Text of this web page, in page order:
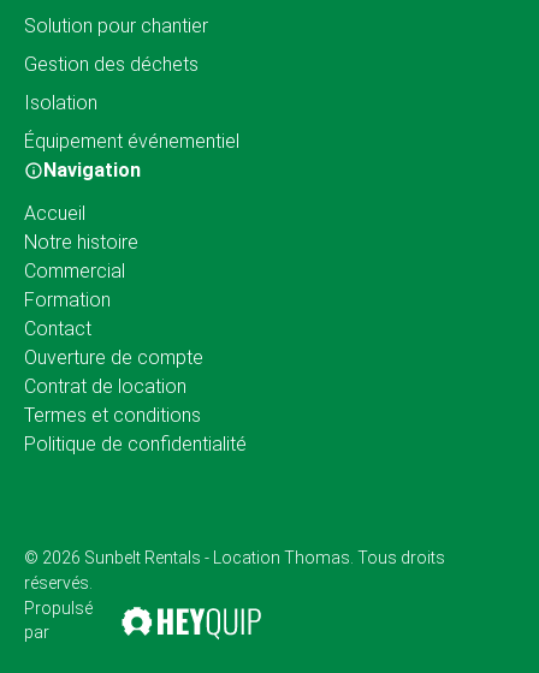
Solution pour chantier
Gestion des déchets
Isolation
Équipement événementiel
Navigation
Accueil
Notre histoire
Commercial
Formation
Contact
Ouverture de compte
Contrat de location
Termes et conditions
Politique de confidentialité
© 2026 Sunbelt Rentals - Location Thomas. Tous droits
réservés.
Propulsé
par